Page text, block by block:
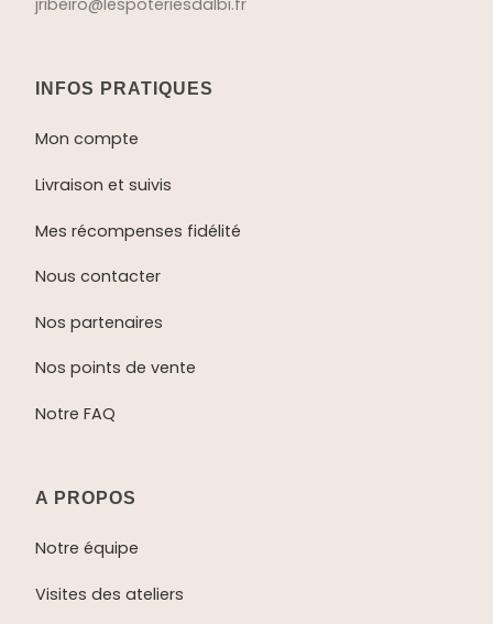
INFOS PRATIQUES
Mon compte
Livraison et suivis
Mes récompenses fidélité
Nous contacter
Nos partenaires
Nos points de vente
Notre FAQ
A PROPOS
Notre équipe
Visites des ateliers